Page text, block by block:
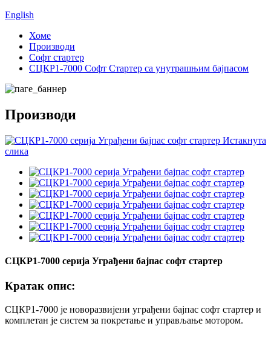
English
Хоме
Производи
Софт стартер
СЦКР1-7000 Софт Стартер са унутрашњим бајпасом
Производи
СЦКР1-7000 серија Уграђени бајпас софт стартер
Кратак опис:
СЦКР1-7000 је новоразвијени уграђени бајпас софт стартер и
комплетан је систем за покретање и управљање мотором.